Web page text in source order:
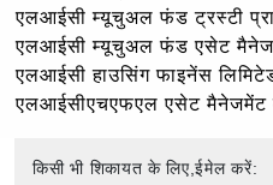
एलआईसी म्यूचुअल फंड ट्रस्टी
एलआईसी म्यूचुअल फंड एसेट
एलआईसी हाउसिंग फाइनेंस
एलआईसीएचएफएल एसेट मैनेजमेंट
किसी भी शिकायत के लिए,ईमेल करें: